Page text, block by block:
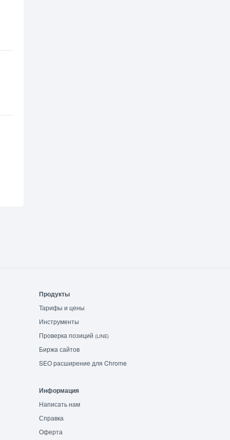
Продукты
Тарифы и цены
Инструменты
Проверка позиций (LINE)
Биржа сайтов
SEO расширение для Chrome
Информация
Написать нам
Справка
Оферта